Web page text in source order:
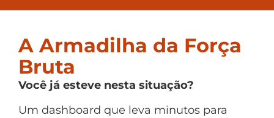
A Armadilha da Força
Bruta
Você já esteve nesta situação?
Um dashboard que leva minutos para